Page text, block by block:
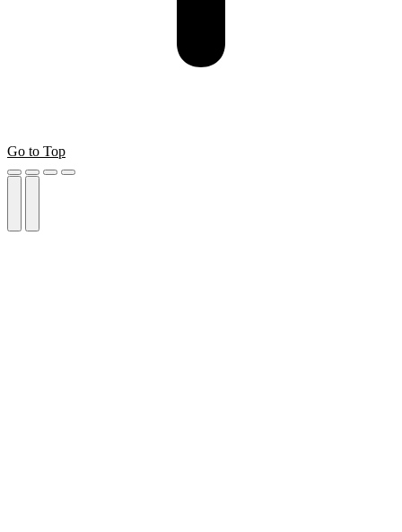
Go to Top